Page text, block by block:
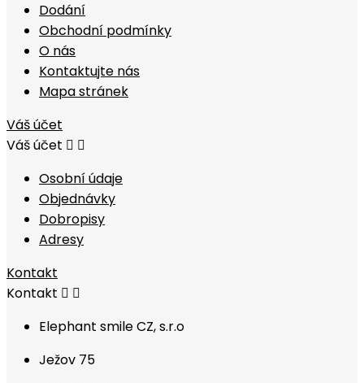
Dodání
Obchodní podmínky
O nás
Kontaktujte nás
Mapa stránek
Váš účet
Váš účet  
Osobní údaje
Objednávky
Dobropisy
Adresy
Kontakt
Kontakt  
Elephant smile CZ, s.r.o
Ježov 75